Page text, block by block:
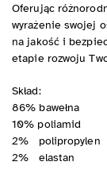
Oferując
wyrażenie swojej
na jakość i
etapie rozwoju
Skład:
86% bawełna
10% poliamid
2% polipropylen
2% elastan